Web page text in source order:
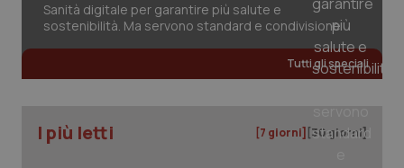
Sanità digitale per garantire più salute e
sostenibilità. Ma servono standard e condivisione
Tutti gli speciali
I più letti [7 giorni] [30 giorni]
_ga
Google LLC
1